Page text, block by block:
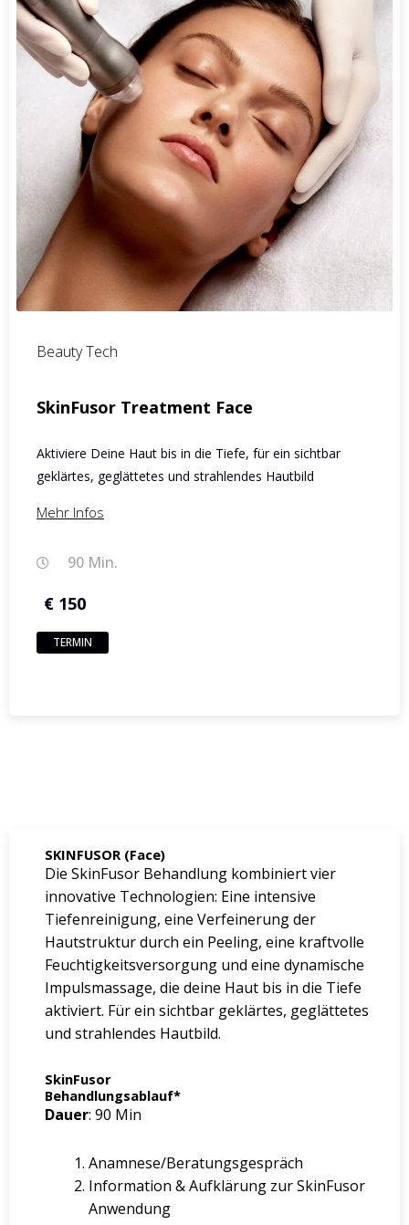
Beauty Tech
SkinFusor Treatment Face
Aktiviere Deine Haut bis in die Tiefe, für ein sichtbar
geklärtes, geglättetes und strahlendes Hautbild
Mehr Infos
90 Min.
€ 150
TERMIN
SKINFUSOR (Face)
Die SkinFusor Behandlung kombiniert vier
innovative Technologien: Eine intensive
Tiefenreinigung, eine Verfeinerung der
Hautstruktur durch ein Peeling, eine kraftvolle
Feuchtigkeitsversorgung und eine dynamische
Impulsmassage, die deine Haut bis in die Tiefe
aktiviert. Für ein sichtbar geklärtes, geglättetes
und strahlendes Hautbild.
SkinFusor
Behandlungsablauf*
Dauer: 90 Min
Anamnese/Beratungsgespräch
Information & Aufklärung zur SkinFusor
Anwendung